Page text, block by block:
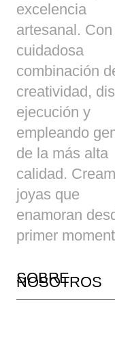
excelencia
artesanal.
cuidadosa
combinación
creatividad,
ejecución y
empleando
de la más alta
calidad.
joyas que
enamoran
primer
SOBRE
NOSOTROS